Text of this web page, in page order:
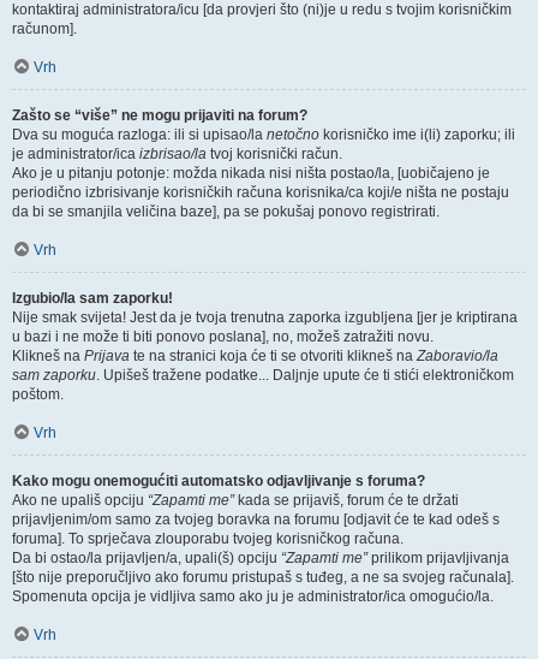
kontaktiraj administratora/icu [da provjeri što (ni)je u redu s tvojim korisničkim
računom].
Vrh
Zašto se “više” ne mogu prijaviti na forum?
Dva su moguća razloga: ili si upisao/la netočno korisničko ime i(li) zaporku; ili
je administrator/ica izbrisao/la tvoj korisnički račun.
Ako je u pitanju potonje: možda nikada nisi ništa postao/la, [uobičajeno je
periodično izbrisivanje korisničkih računa korisnika/ca koji/e ništa ne postaju
da bi se smanjila veličina baze], pa se pokušaj ponovo registrirati.
Vrh
Izgubio/la sam zaporku!
Nije smak svijeta! Jest da je tvoja trenutna zaporka izgubljena [jer je kriptirana
u bazi i ne može ti biti ponovo poslana], no, možeš zatražiti novu.
Klikneš na Prijava te na stranici koja će ti se otvoriti klikneš naZaboravio/la
sam zaporku. Upišeš tražene podatke... Daljnje upute će ti stići elektroničkom
poštom.
Vrh
Kako mogu onemogućiti automatsko odjavljivanje s foruma?
Ako ne upališ opciju “Zapamti me”kada se prijaviš, forum će te držati
prijavljenim/om samo za tvojeg boravka na forumu [odjavit će te kad odeš s
foruma]. To sprječava zlouporabu tvojeg korisničkog računa.
Da bi ostao/la prijavljen/a, upali(š) opciju “Zapamti me”prilikom prijavljivanja
[što nije preporučljivo ako forumu pristupaš s tuđeg, a ne sa svojeg računala].
Spomenuta opcija je vidljiva samo ako ju je administrator/ica omogućio/la.
Vrh